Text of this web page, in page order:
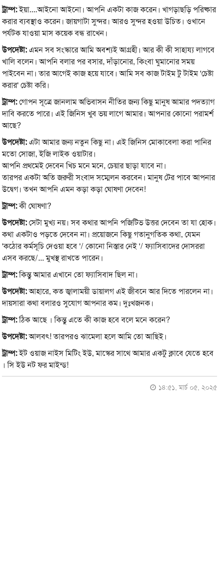
ট্রাম্প:ইয়া....আইনো আইনো। আপনি একটা কাজ করেন। খাগড়াছড়ি পরিষ্কার
করার ব্যবস্থাও করেন। জায়গাটা সুন্দর। আরও সুন্দর হ‌ওয়া উচিত। ওখানে
পর্যটক যাওয়া মাস কয়েক বন্ধ রাখেন।
উপদেষ্টা:এমন সব সংস্কারে আমি অবশ্যই আগ্রহী। আর কী কী সাহায্য লাগবে
খালি বলেন। আপনি বলার পর বসার, দাঁড়ানোর, কিংবা ঘুমানোর সময়
পাইবেন না। তার আগেই কাজ হ‌য়ে যাবে। আমি সব কাজ টাইম টু টাইম 'চেষ্টা
করার' চেষ্টা করি।
ট্রাম্প:গোপন সূত্রে জানলাম অভিবাসন নীতির জন্য কিছু মানুষ আমার পদত্যাগ
দাবি করতে পারে। এই জিনিস খুব ভয় লাগে আমার। আপনার কোনো পরামর্শ
আছে?
উপদেষ্টা:এটা আমার জন্য নতুন কিছু না। এই জিনিস মোকাবেলা করা পানির
মতো সোজা, ইজি লাইক ওয়াটার।
আপনি প্রথমেই দেবেন খিচ মনে মনে, চেয়ার ছাড়া যাবে না।
তারপর একটা অতি জরুরী সংবাদ সম্মেলন করবেন। মানুষ টের পাবে আপনার
উদ্বেগ। তখন আপনি এমন কড়া কড়া ঘোষণা দেবেন!
ট্রাম্প:কী ঘোষণা?
উপদেষ্টা:সেটা মুখ্য নয়। সব কথার আপনি পজিটিভ উত্তর দেবেন তা যা হোক।
কথা একটাও পড়তে দেবেন না। প্রয়োজনে কিছু গতানুগতিক কথা, যেমন
'কঠোর কর্মসূচি দেওয়া হবে '/ কোনো নিস্তার নেই '/ ফ্যাসিবাদের দোসররা
এসব করছে/... মুখস্থ রাখতে পারেন।
ট্রাম্প:কিন্তু আমার এখানে তো ফ্যাসিবাদ ছিল না।
উপদেষ্টা:আহারে, কত জ্বালাময়ী ডায়ালগ এই জীবনে আর দিতে পারলেন না।
দায়সারা কথা বলার‌ও সুযোগ আপনার কম। দুঃখজনক।
ট্রাম্প:ঠিক আছে । কিন্তু এতে কী কাজ হবে বলে মনে করেন?
উপদেষ্টা:আলবৎ! তারপরও ঝামেলা হলে আমি তো আছিই।
ট্রাম্প:ইট ওয়াজ নাইস মিটিং ইউ, মাস্কের সাথে আমার একটু ক্লাবে যেতে হবে
। সি ইউ নট ফর মাইন্ড!
১৪:৫১, মার্চ ০৫, ২০২৫